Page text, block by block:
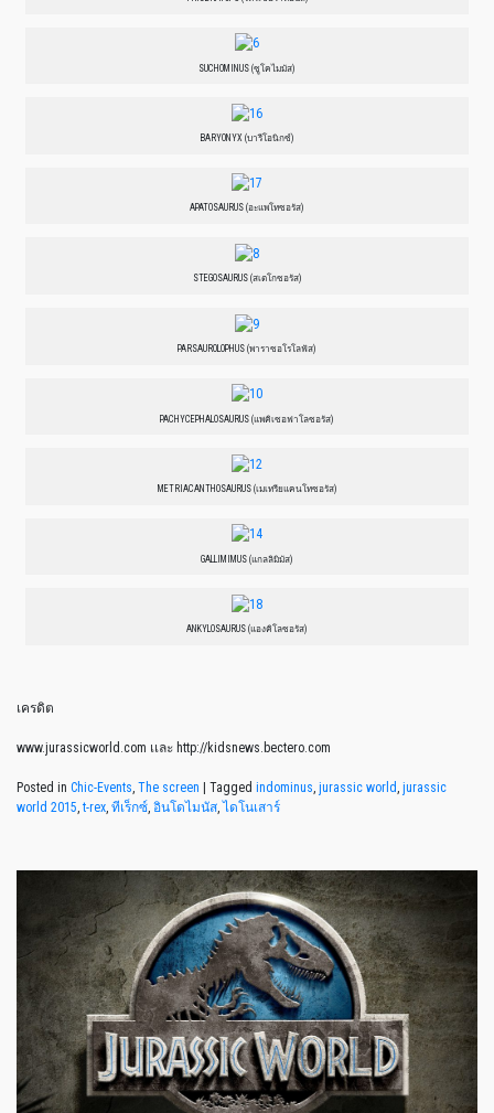
SUCHOMINUS (ซูโคไมมัส)
BARYONYX (บารีโอนิกซ์)
APATOSAURUS (อะแพโทซอรัส)
STEGOSAURUS (สเตโกซอรัส)
PARSAUROLOPHUS (พาราซอโรโลฟัส)
PACHYCEPHALOSAURUS (แพคิเซอฟาโลซอรัส)
METRIACANTHOSAURUS (เมเทรียแคนโทซอรัส)
GALLIMIMUS (แกลลิมิมัส)
ANKYLOSAURUS (แองคิโลซอรัส)
เครดิต
www.jurassicworld.com เเละ http://kidsnews.bectero.com
Posted in Chic-Events, The screen | Tagged indominus, jurassic world, jurassic
world 2015, t-rex, ทีเร็กซ์, อินโดไมนัส,ไดโนเสาร์